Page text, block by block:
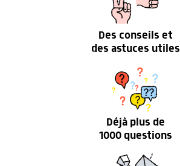
Des conseils et
des astuces utiles
Déjà plus de
1000 questions